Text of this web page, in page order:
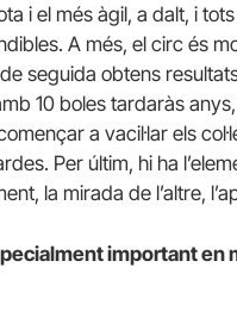
i el més àgil, a dalt, i
A més, el circ és
seguida obtens
10 boles tardaràs
a vacil·lar els
Per últim, hi ha
la mirada de l’altre,
important en